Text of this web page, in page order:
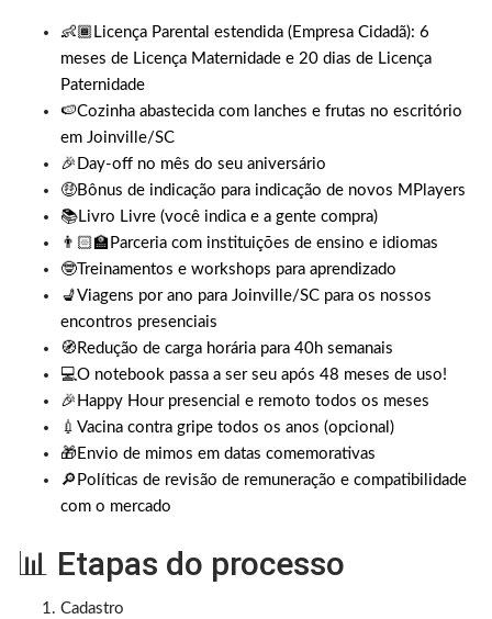
👶🏾Licença Parental estendida (Empresa Cidadã): 6
meses de Licença Maternidade e 20 dias de Licença
Paternidade
🍉Cozinha abastecida com lanches e frutas no escritório
em Joinville/SC
🎉Day-off no mês do seu aniversário
🤑Bônus de indicação para indicação de novos MPlayers
📚Livro Livre (você indica e a gente compra)
👨🏻‍🏫Parceria com instituições de ensino e idiomas
🤓Treinamentos e workshops para aprendizado
💺Viagens por ano para Joinville/SC para os nossos
encontros presenciais
🧭Redução de carga horária para 40h semanais
💻O notebook passa a ser seu após 48 meses de uso!
🎉Happy Hour presencial e remoto todos os meses
💉 Vacina contra gripe todos os anos (opcional)
🎁Envio de mimos em datas comemorativas
🔎Políticas de revisão de remuneração e compatibilidade
com o mercado
📊 Etapas do processo
Cadastro